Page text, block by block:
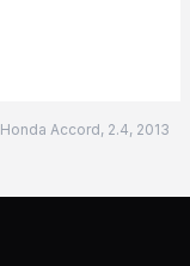
Honda Accord, 2.4, 2013